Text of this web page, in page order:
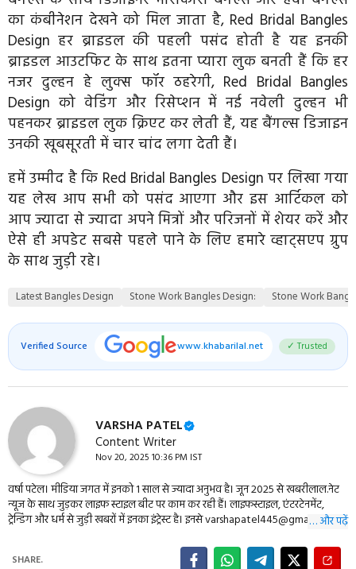
का कंबीनेशन देखने को मिल जाता है, Red Bridal Bangles
Design हर ब्राइडल की पहली पसंद होती है यह इनकी
ब्राइडल आउटफिट के साथ इतना प्यारा लुक बनती हैं कि हर
नजर दुल्हन हे लुक्स फॉर ठहरेगी, Red Bridal Bangles
Design को वेडिंग और रिसेप्शन में नई नवेली दुल्हन भी
पहनकर ब्राइडल लुक क्रिएट कर लेती हैं, यह बैंगल्स डिजाइन
उनकी खूबसूरती में चार चांद लगा देती हैं।
हमें उम्मीद है कि Red Bridal Bangles Design पर लिखा गया
यह लेख आप सभी को पसंद आएगा और इस आर्टिकल को
आप ज्यादा से ज्यादा अपने मित्रों और परिजनों में शेयर करें और
ऐसे ही अपडेट सबसे पहले पाने के लिए हमारे व्हाट्सएप ग्रुप
के साथ जुड़ी रहे।
Latest Bangles Design Stone Work Bangles Design: Stone Work
Verified Source www.khabarilal.net ✓ Trusted
VARSHA PATEL
Content Writer
Nov 20, 2025 10:36 PM IST
वर्षा पटेल। मीडिया जगत में इनको 1 साल से ज्यादा अनुभव है। जून 2025 से खबरीलाल.नेट
न्यूज के साथ जुड़कर लाइफ स्टाइल बीट पर काम कर रही हैं। लाइफस्टाइल, एंटरटेनमेंट,
ट्रेन्डिंग और धर्म से जुड़ी खबरों में इनका इंट्रेस्ट है। इनसे varshapatel445@gmail.com के
… और पढ़ें
SHARE.